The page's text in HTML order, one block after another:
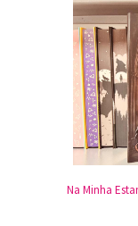
Na Minha